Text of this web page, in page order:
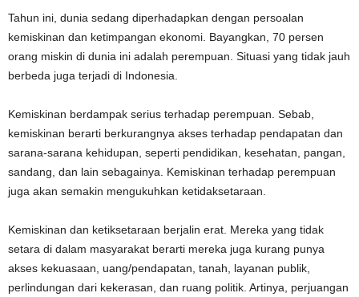
Tahun ini, dunia sedang diperhadapkan dengan persoalan
kemiskinan dan ketimpangan ekonomi. Bayangkan, 70 persen
orang miskin di dunia ini adalah perempuan. Situasi yang tidak jauh
berbeda juga terjadi di Indonesia.
Kemiskinan berdampak serius terhadap perempuan. Sebab,
kemiskinan berarti berkurangnya akses terhadap pendapatan dan
sarana-sarana kehidupan, seperti pendidikan, kesehatan, pangan,
sandang, dan lain sebagainya. Kemiskinan terhadap perempuan
juga akan semakin mengukuhkan ketidaksetaraan.
Kemiskinan dan ketiksetaraan berjalin erat. Mereka yang tidak
setara di dalam masyarakat berarti mereka juga kurang punya
akses kekuasaan, uang/pendapatan, tanah, layanan publik,
perlindungan dari kekerasan, dan ruang politik. Artinya, perjuangan